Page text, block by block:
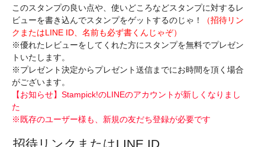
このスタンプの良い点や、使いどころなどスタンプに対するレ
ビューを書き込んでスタンプをゲットするのじゃ！
（招待リン
クまたはLINE ID、名前も必ず書くんじゃぞ）
※優れたレビューをしてくれた方にスタンプを無料でプレゼン
トいたします。
※プレゼント決定からプレゼント送信までにお時間を頂く場合
がございます。
【お知らせ】Stampick!のLINEのアカウントが新しくなりまし
た
※既存のユーザー様も、新規の友だち登録が必要です
招待リンクまたはLINE ID